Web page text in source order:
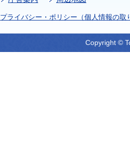
プライバシー・ポリシー（個人情報の取
Copyright ©